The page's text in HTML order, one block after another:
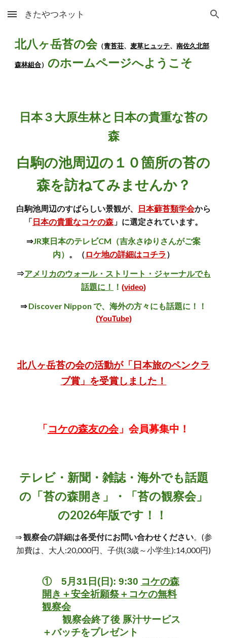
Skip to main content Skip to navigation
きたやつネット
北八ヶ岳苔の会（青苔荘、麦草ヒュッテ、南佐久北部
森林組合） のホームページへようこそ
日本３大原生林と日本の貴重な苔の
森
白駒の池周辺の１０箇所の苔の
森を訪ねてみませんか？
白駒池周辺のすばらしい景観が、 日本蘚苔類学会から
「日本の貴重なコケの森 」に選定されています。
⇒JR東日本のテレビCM（吉永さゆりさんがご案
内） 。 （ ロケ地の詳細はコチラ ）
⇒アメリカのウォール・ストリート・ジャーナルでも
話題に！
！ (video)
⇒Discover Nippon で、海外の方々にも話題に！！
(YouTube)
北八ヶ岳苔の会の活動が「日本旅のペンクラ
ブ賞」を受賞しました！
「コケの森友の会」会員募集中！
テレビ・新聞・雑誌・海外でも話題
の「苔の森開き」・「苔の観察会」
の2026年版です！！
⇒観察会の詳細は各受付にお問い合わせください。(参
加費は、 大人:20,000円、子供(3歳～小学生):14,000円)
① 5月 31 日(日): 9:30 コケの森
開き＋安全祈願祭＋コケの無料
観察会
観察会終了後 豚汁サービス
＋バッチをプレゼント